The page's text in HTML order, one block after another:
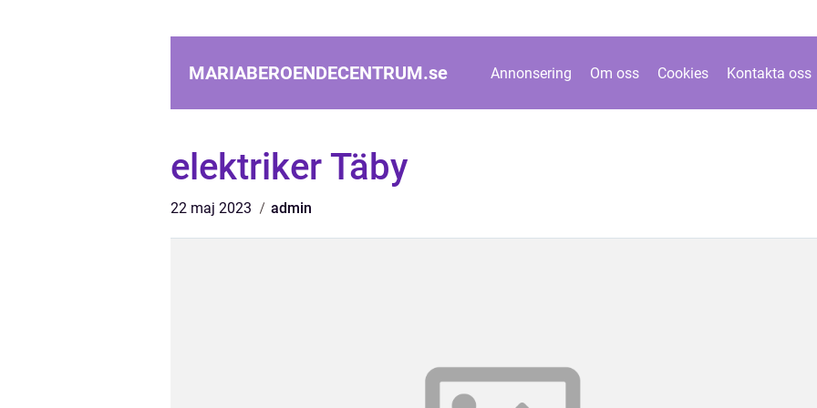
MARIABEROENDECENTRUM.se Annonsering Om oss Cookies Kontakta oss
elektriker Täby
22 maj 2023 admin